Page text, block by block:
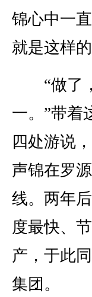
锦心中一
就是这样的
“做了，
一。”带着
四处游说
声锦在罗
线。两年
度最快、
产，于此
集团。